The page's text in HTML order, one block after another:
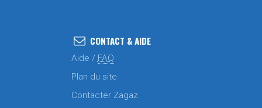
CONTACT & AIDE
Aide / FAQ
Plan du site
Contacter Zagaz